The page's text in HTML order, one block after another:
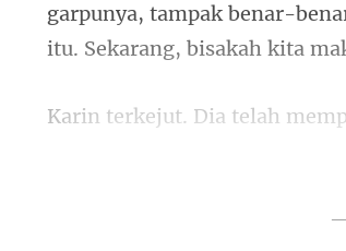
garpunya, tampak benar-